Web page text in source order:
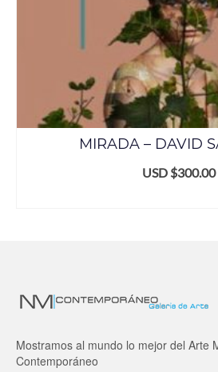
MIRADA – DAVID
USD $300.00
Mostramos al mundo lo mejor del Arte
Contemporáneo